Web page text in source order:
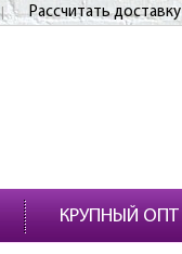
Рассчитать доставку
КРУПНЫЙ ОПТ